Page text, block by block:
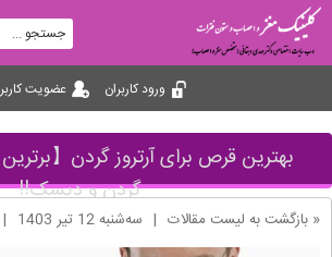
ورود کاربران عضویت
بهترین قرص برای آرتروز گردن【
گردن و دیسک!!
« بازگشت به لیست مقالات | ﺳﻪشنبه 12 تير 1403 |